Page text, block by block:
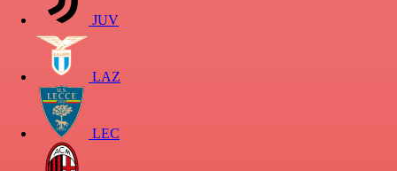
JUV
LAZ
LEC